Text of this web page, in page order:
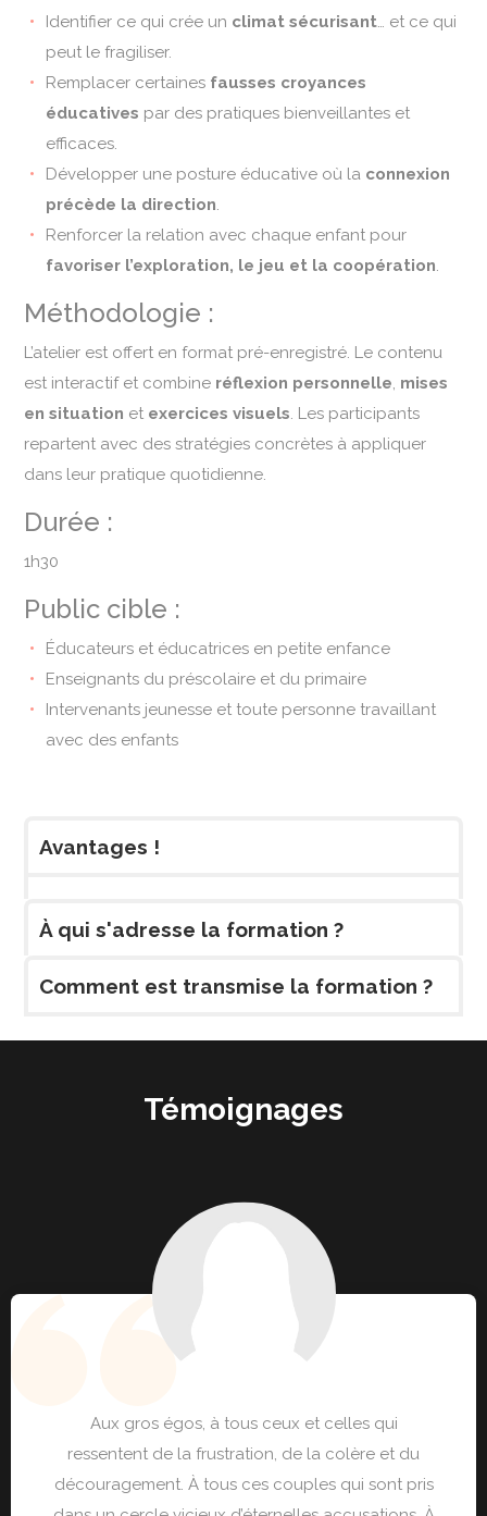
Identifier ce qui crée un climat sécurisant … et ce qui
peut le fragiliser.
Remplacer certaines fausses croyances
éducatives par des pratiques bienveillantes et
efficaces.
Développer une posture éducative où la connexion
précède la direction
Renforcer la relation avec chaque enfant pour
favoriser l’exploration, le jeu et la coopération
Méthodologie :
L’atelier est offert en format pré-enregistré. Le contenu
est interactif et combine réflexion personnelle mises
en situation et exercices visuels . Les participants
repartent avec des stratégies concrètes à appliquer
dans leur pratique quotidienne.
Durée :
1h30
Public cible :
Éducateurs et éducatrices en petite enfance
Enseignants du préscolaire et du primaire
Intervenants jeunesse et toute personne travaillant
avec des enfants
Avantages !
À qui s'adresse la formation ?
Comment est transmise la formation ?
Témoignages
Aux gros égos, à tous ceux et celles qui
ressentent de la frustration, de la colère et du
découragement. À tous ces couples qui sont pris